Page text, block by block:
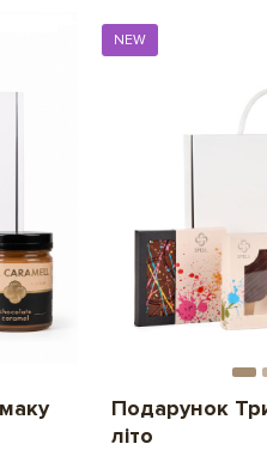
NEW
Подарунок
літо